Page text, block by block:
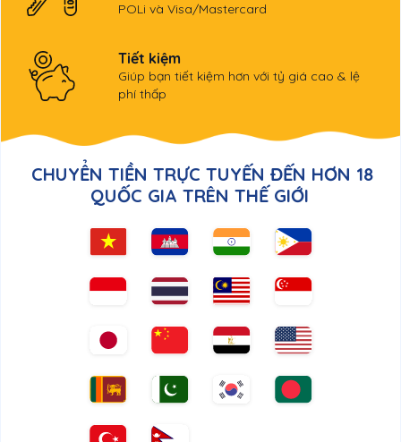
POLi và Visa/Mastercard
Tiết kiệm
Giúp bạn tiết kiệm hơn với tỷ giá cao & lệ
phí thấp
CHUYỂN TIỀN TRỰC TUYẾN ĐẾN HƠN 18
QUỐC GIA TRÊN THẾ GIỚI